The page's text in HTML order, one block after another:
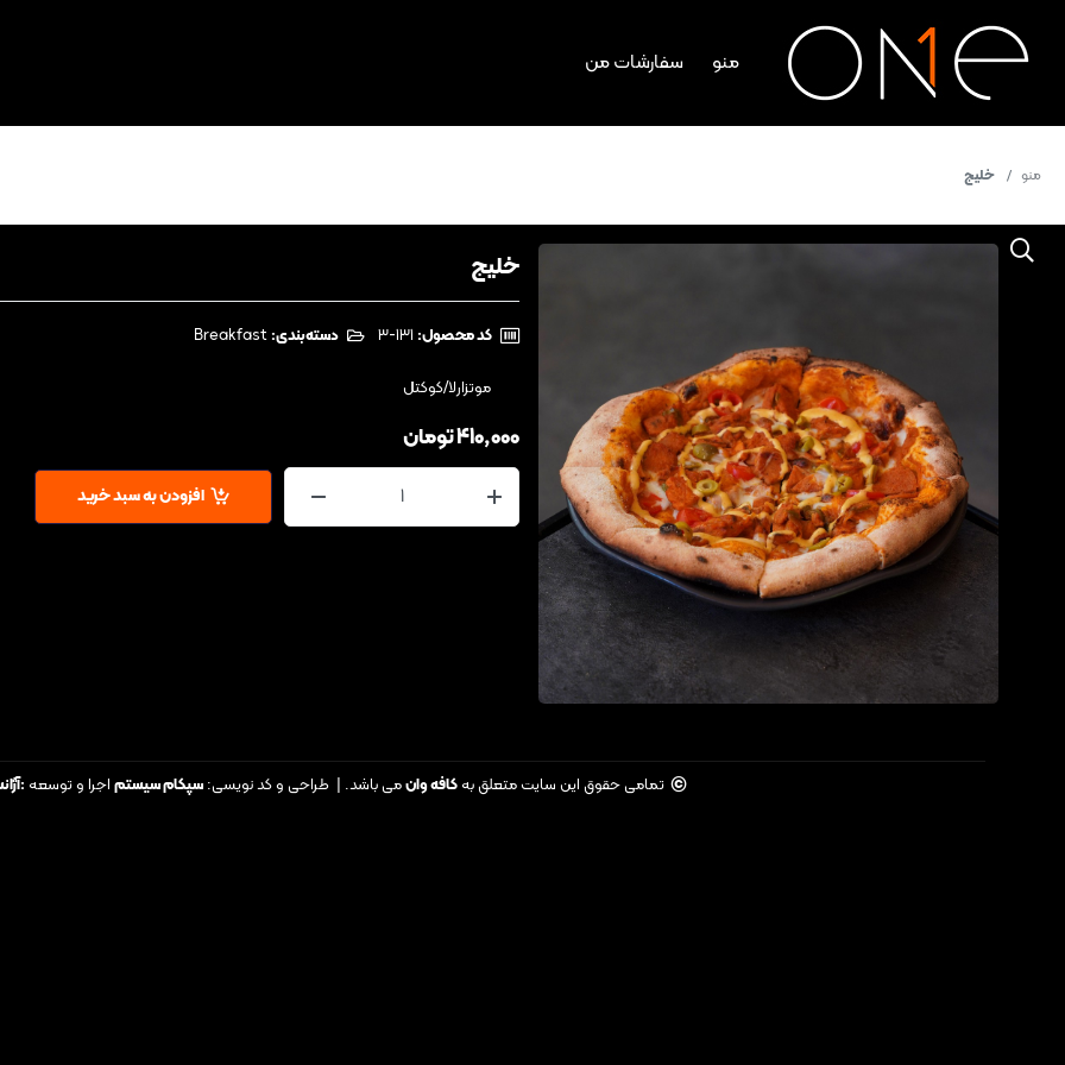
منو سفارشات من
منو خلیج
خلیج
کد محصول: دسته‌بندی: Breakfast
موتزارلا/کوکتل
410,000تومان
افزودن به سبد خرید
© تمامی حقوق این سایت متعلق به کافه وانمی باشد. | طراحی و کد نویسی: سپکام سیستم اجرا و توسعه :